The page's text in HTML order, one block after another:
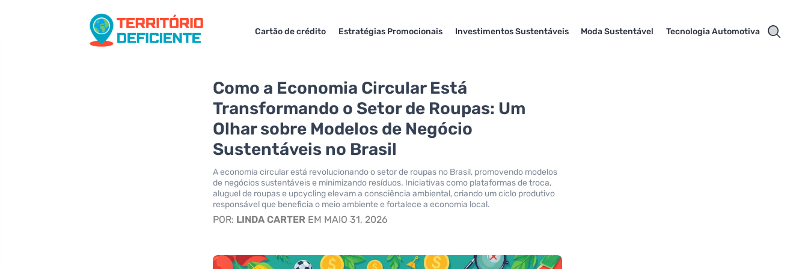
Cartão de crédito Estratégias Promocionais Investimentos Sustentáveis Moda Sustentável Tecnologia Automotiva
Como a Economia Circular Está
Transformando o Setor de Roupas: Um
Olhar sobre Modelos de Negócio
Sustentáveis no Brasil
A economia circular está revolucionando o setor de roupas no Brasil, promovendo modelos
de negócios sustentáveis e minimizando resíduos. Iniciativas como plataformas de troca,
aluguel de roupas e upcycling elevam a consciência ambiental, criando um ciclo produtivo
responsável que beneficia o meio ambiente e fortalece a economia local.
POR: LINDA CARTER EM MAIO 31, 2026